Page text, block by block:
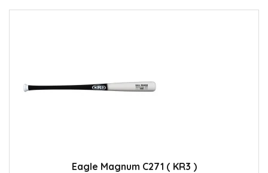
Eagle Magnum C271 ( KR3 )